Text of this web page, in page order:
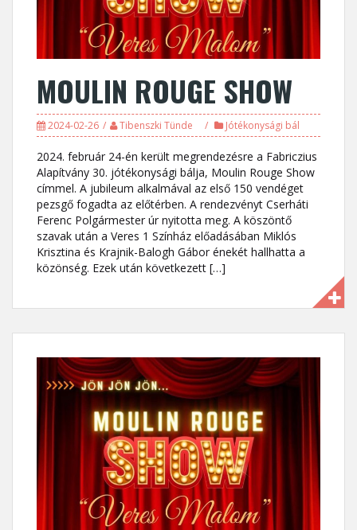
MOULIN ROUGE SHOW
2024-02-26 Tibenszki Tünde Jótékonysági bál
2024. február 24-én került megrendezésre a Fabriczius
Alapítvány 30. jótékonysági bálja, Moulin Rouge Show
címmel. A jubileum alkalmával az első 150 vendéget
pezsgő fogadta az előtérben. A rendezvényt Cserháti
Ferenc Polgármester úr nyitotta meg. A köszöntő
szavak után a Veres 1 Színház előadásában Miklós
Krisztina és Krajnik-Balogh Gábor énekét hallhatta a
közönség. Ezek után következett […]